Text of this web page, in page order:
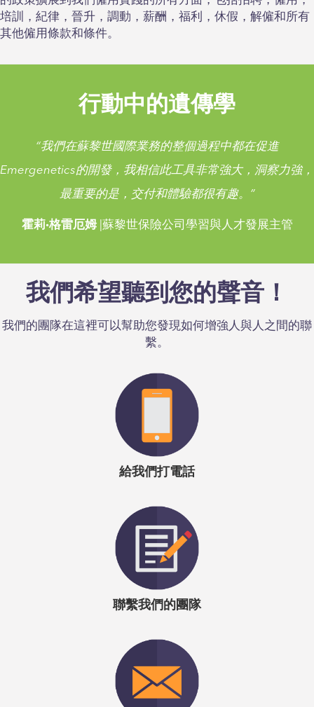
您為什麼將我們的公司推薦給求職者？
捷的公司，有很多機會學習新技能，並且總是鼓勵創
培訓，紀律，晉升，調動，薪酬，福利，休假，解僱和所有
其他僱用條款和條件。
行動中的遺傳學
“我們在蘇黎世國際業務的整個過程中都在促進
Emergenetics的開發，我相信此工具非常強大，洞察力強，
最重要的是，交付和體驗都很有趣。”
霍莉·格雷厄姆|蘇黎世保險公司學習與人才發展主管
“我們在蘇黎世國際業務的整個過程中都在促進
Emergenetics的開發，我相信此工具非常強大，洞察力強，
|蘇黎世保險公司學習與人才發展主管
“我們在蘇黎世國際業務的整個過程中都在促進
Emergenetics的開發，我相信此工具非常強大，洞察力強，
最重要的是，交付和體驗都很有趣。”
|蘇黎世保險公司學習與人才發展主管
我們希望聽到您的聲音！
我們的團隊在這裡可以幫助您發現如何增強人與人之間的聯
繫。
給我們打電話
聯繫我們的團隊